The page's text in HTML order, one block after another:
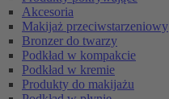
Akcesoria
Makijaż przeciwstarzeniowy
Bronzer do twarzy
Podkład w kompakcie
Podkład w kremie
Produkty do makijażu